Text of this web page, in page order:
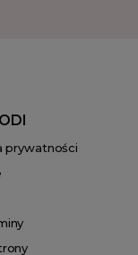
prywatności